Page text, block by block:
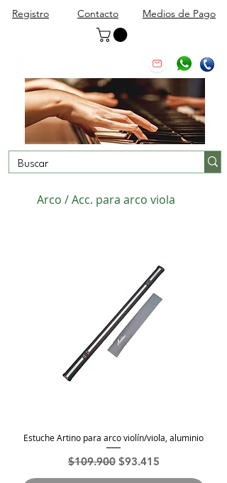
Registro Contacto Medios de Pago
Arco / Acc. para arco viola
Estuche Artino para arco violín/viola, aluminio
Precio
$109.900 Precio de oferta
$93.415